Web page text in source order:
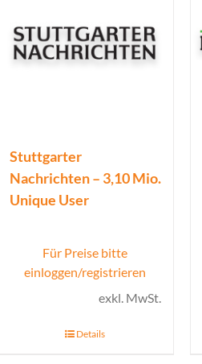
Stuttgarter
Nachrichten – 3,10 Mio.
Unique User
Für Preise bitte
einloggen/registrieren
exkl. MwSt.
Details